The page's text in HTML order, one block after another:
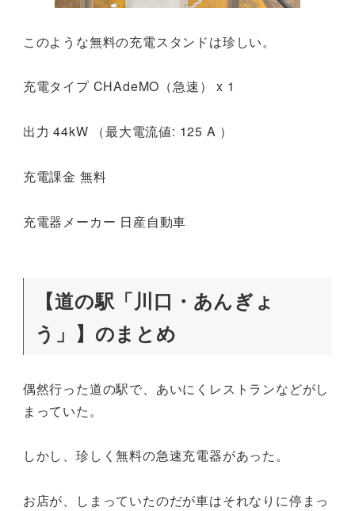
このような無料の充電スタンドは珍しい。
充電タイプ CHAdeMO（急速） x 1
出力 44kW （最大電流値: 125 A ）
充電課金 無料
充電器メーカー 日産自動車
【道の駅「川口・あんぎょ
う」】のまとめ
偶然行った道の駅で、あいにくレストランなどがし
まっていた。
しかし、珍しく無料の急速充電器があった。
お店が、しまっていたのだが車はそれなりに停まっ